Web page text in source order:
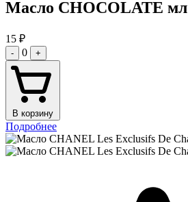
Масло CHOCOLATE мл
15 ₽
- 0 +
В корзину
Подробнее